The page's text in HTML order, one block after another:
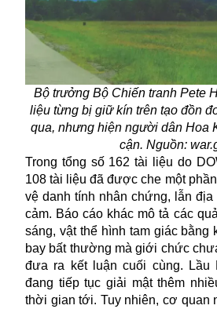
Bộ trưởng Bộ Chiến tranh Pete
liệu từng bị giữ kín trên tạo đồn
qua, nhưng hiện người dân Hoa
cận. Nguồn:
Trong tổng số 162 tài liệu do
108 tài liệu đã được che một
vệ danh tính nhân chứng, lẫn
cảm. Báo cáo khác mô tả các
sáng, vật thể hình tam giác bằng
bay bất thường mà giới chức
đưa ra kết luận cuối cùng. Lầu
đang tiếp tục giải mật thêm
thời gian tới. Tuy nhiên, cơ quan